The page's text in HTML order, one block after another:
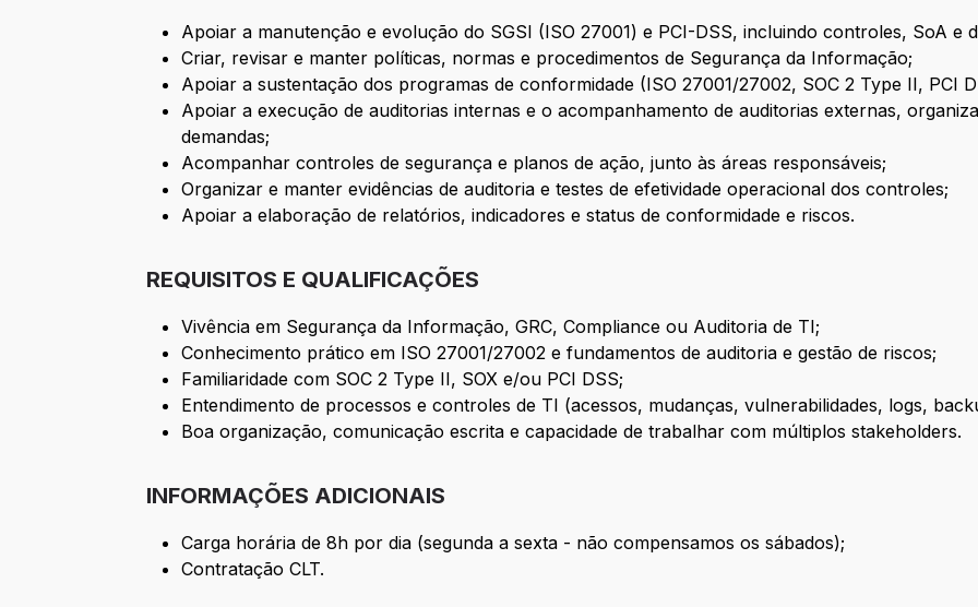
Apoiar a manutenção e evolução do SGSI (ISO 27001) e PCI-DSS, incluindo controles, SoA e
Criar, revisar e manter políticas, normas e procedimentos de Segurança da Informação;
Apoiar a sustentação dos programas de conformidade (ISO 27001/27002, SOC 2 Type II, PCI
Apoiar a execução de auditorias internas e o acompanhamento de auditorias externas,
demandas;
Acompanhar controles de segurança e planos de ação, junto às áreas responsáveis;
Organizar e manter evidências de auditoria e testes de efetividade operacional dos controles;
Apoiar a elaboração de relatórios, indicadores e status de conformidade e riscos.
REQUISITOS E QUALIFICAÇÕES
Vivência em Segurança da Informação, GRC, Compliance ou Auditoria de TI;
Conhecimento prático em ISO 27001/27002 e fundamentos de auditoria e gestão de riscos;
Familiaridade com SOC 2 Type II, SOX e/ou PCI DSS;
Entendimento de processos e controles de TI (acessos, mudanças, vulnerabilidades, logs,
Boa organização, comunicação escrita e capacidade de trabalhar com múltiplos stakeholders.
INFORMAÇÕES ADICIONAIS
Carga horária de 8h por dia (segunda a sexta - não compensamos os sábados);
Contratação CLT.